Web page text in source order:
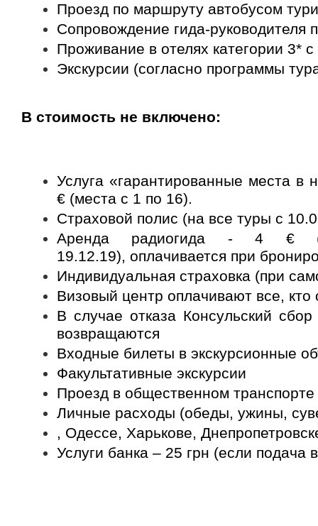
Проезд по маршруту автобусом
Сопровождение гида-руководителя
Проживание в отелях категории 3* с
Экскурсии (согласно программы
В стоимость не включено:
Услуга «гарантированные места в
€ (места с 1 по 16).
Страховой полис (на все туры с
Аренда радиогида - 4 €
19.12.19), оплачивается при
Индивидуальная страховка (при
Визовый центр оплачивают все, кто
В случае отказа Консульский
возвращаются
Входные билеты в экскурсионные
Факультативные экскурсии
Проезд в общественном транспорте
Личные расходы (обеды, ужины,
, Одессе, Харькове,
Услуги банка – 25 грн (если подача